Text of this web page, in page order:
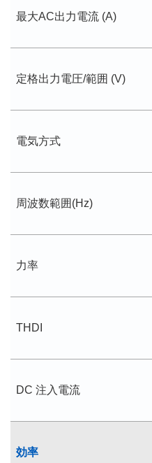
最大AC出力電流 (A)
定格出力電圧/範囲 (V)
電気方式
周波数範囲(Hz)
力率
THDI
DC 注入電流
効率